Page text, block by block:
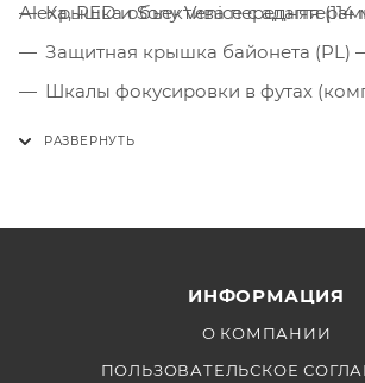
Alexa, RED и Sony Venice с
Крышка объектива передняя
Защитная крышка байонета (PL)
Шкалы фокусировки в футах
ИНФОРМАЦИЯ
О КОМПАНИИ
ПОЛЬЗОВАТЕЛЬСКОЕ